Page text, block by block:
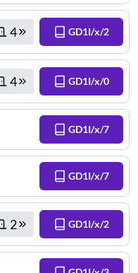
4 GD1I/x/2
4 GD1I/x/0
GD1I/x/7
GD1I/x/7
2 GD1I/x/2